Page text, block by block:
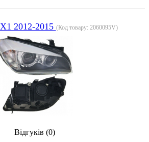
2012-2015 (Код товару: 2060095V)
Відгуків (0)